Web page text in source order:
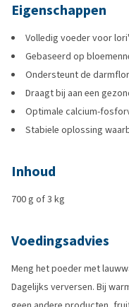
Eigenschappen
Volledig voeder voor
Gebaseerd op
Ondersteunt de
Draagt bij aan een
Optimale calcium-
Stabiele oplossing
Inhoud
700 g of 3 kg
Voedingsadvies
Meng het poeder met
Dagelijks verversen. Bij